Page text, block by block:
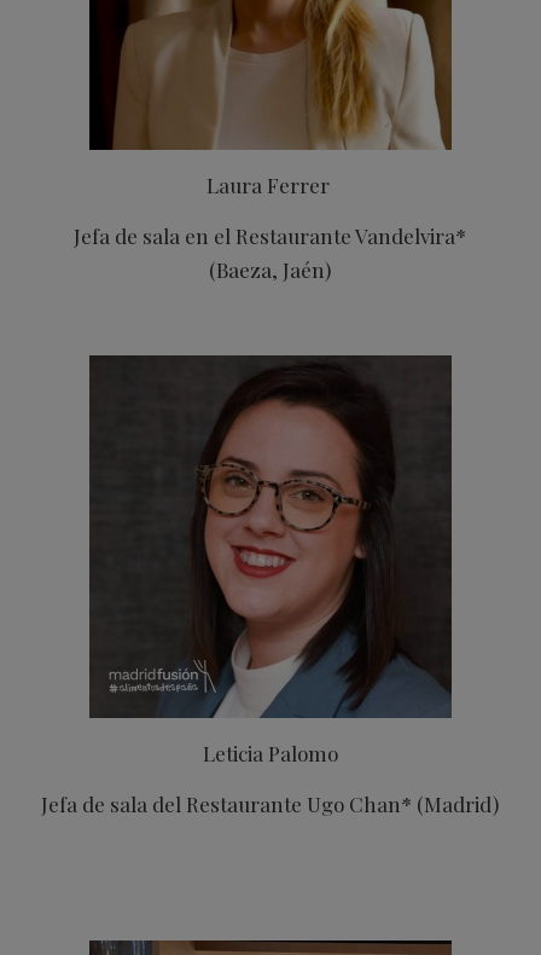
Laura Ferrer
Jefa de sala en el Restaurante Vandelvira*
(Baeza, Jaén)
Leticia Palomo
Jefa de sala del Restaurante Ugo Chan* (Madrid)